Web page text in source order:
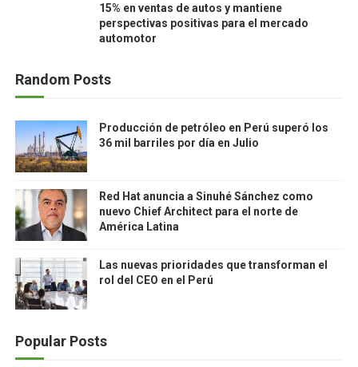
15% en ventas de autos y mantiene
perspectivas positivas para el mercado
automotor
Random Posts
Producción de petróleo en Perú superó los
36 mil barriles por día en Julio
Red Hat anuncia a Sinuhé Sánchez como
nuevo Chief Architect para el norte de
América Latina
Las nuevas prioridades que transforman el
rol del CEO en el Perú
Popular Posts